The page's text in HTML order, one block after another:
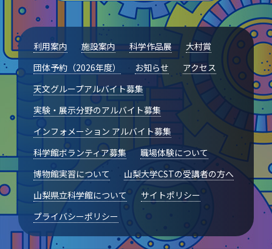
利用案内 施設案内 科学作品展
大村賞
団体予約（2026年度）
お知らせ
アクセス
天文グループアルバイト募集
実験・展示分野のアルバイト募集
インフォメーション アルバイト募集
科学館ボランティア募集
職場体験について
博物館実習について
山梨大学CSTの受講者の方へ
山梨県立科学館について
サイトポリシー
プライバシーポリシー